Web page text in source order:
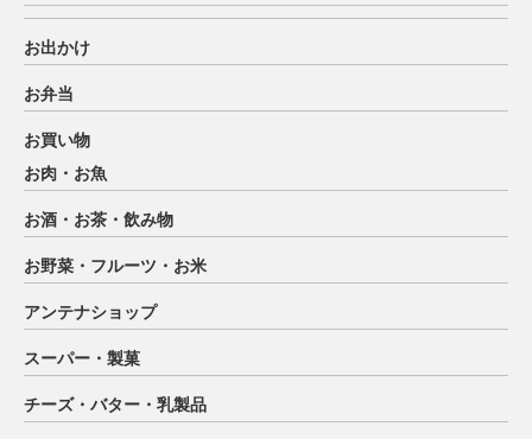
お出かけ
お弁当
お買い物
お肉・お魚
お酒・お茶・飲み物
お野菜・フルーツ・お米
アンテナショップ
スーパー・製菓
チーズ・バター・乳製品